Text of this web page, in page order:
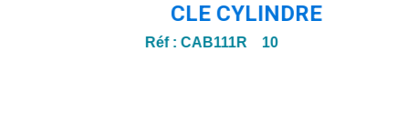
CLE CYLINDRE
Réf : CAB111R 10